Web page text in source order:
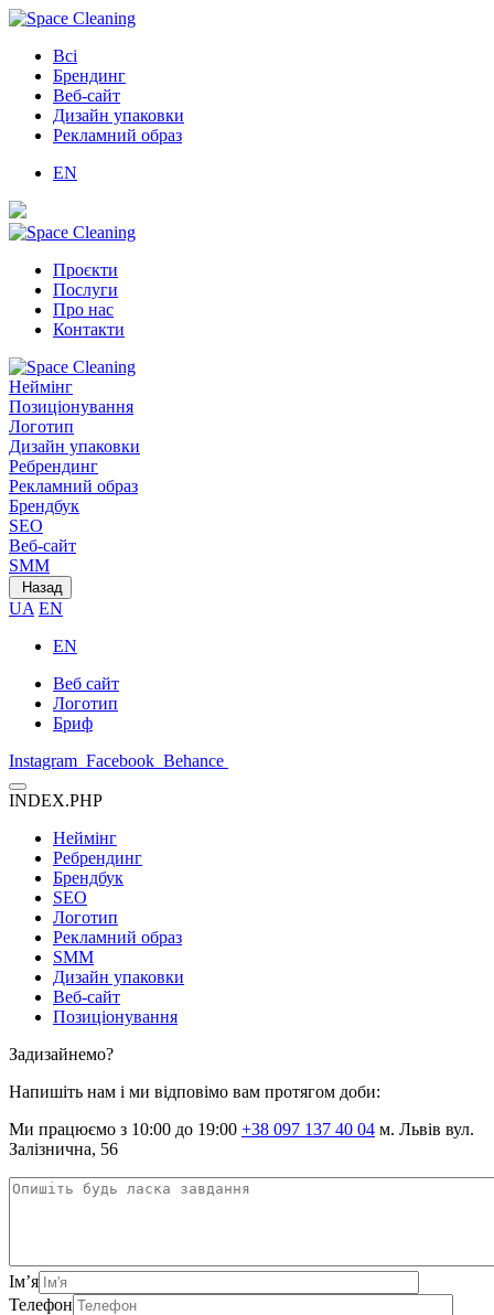
Всі
Брендинг
Веб-сайт
Дизайн упаковки
Рекламний образ
EN
Проєкти
Послуги
Про нас
Контакти
Неймінг
Позиціонування
Логотип
Дизайн упаковки
Ребрендинг
Рекламний образ
Брендбук
SEO
Веб-сайт
SMM
Назад
UA EN
EN
Веб сайт
Логотип
Бриф
Instagram Facebook Behance
INDEX.PHP
Неймінг
Ребрендинг
Брендбук
SEO
Логотип
Рекламний образ
SMM
Дизайн упаковки
Веб-сайт
Позиціонування
Задизайнемо?
Напишіть нам і ми відповімо вам протягом доби:
Ми працюємо з 10:00 до 19:00 +38 097 137 40 04 м. Львів вул.
Залізнична, 56
Ім’я
Телефон